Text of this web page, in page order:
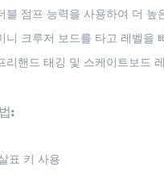
블 점프 능력을 사용하여 더 높
니 크루저 보드를 타고 레벨을
리핸드 태깅 및 스케이트보드
:
표 키 사용